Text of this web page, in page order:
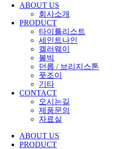
ABOUT US
회사소개
PRODUCT
타이틀리스트
세인트나인
캘러웨이
볼빅
던롭 / 브리지스톤
풋조이
기타
CONTACT
오시는길
제품문의
자료실
ABOUT US
PRODUCT